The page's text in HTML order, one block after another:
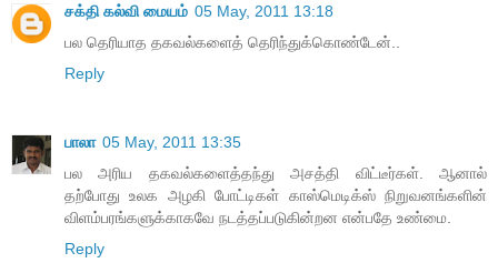
சக்தி கல்வி மையம் 05 May, 2011 13:18
பல தெரியாத தகவல்களைத் தெரிந்துக்கொண்டேன்..
Reply
பாலா 05 May, 2011 13:35
பல அரிய தகவல்களைத்தந்து அசத்தி விட்டீர்கள். ஆனால்
தற்போது உலக அழகி போட்டிகள் காஸ்மெடிக்ஸ் நிறுவனங்களின்
விளம்பரங்களுக்காகவே நடத்தப்படுகின்றன என்பதே உண்மை.
Reply